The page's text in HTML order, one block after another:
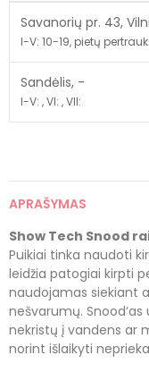
Savanorių pr. 43,
I-V: 10-19, pietų
Sandėlis, -
I-V: , VI: , VII:
APRAŠYMAS
Show Tech Snood
Puikiai tinka naudoti
leidžia patogiai kirpti
naudojamas siekiant
nešvarumų.
nekristų į vandens ar
norint išlaikyti